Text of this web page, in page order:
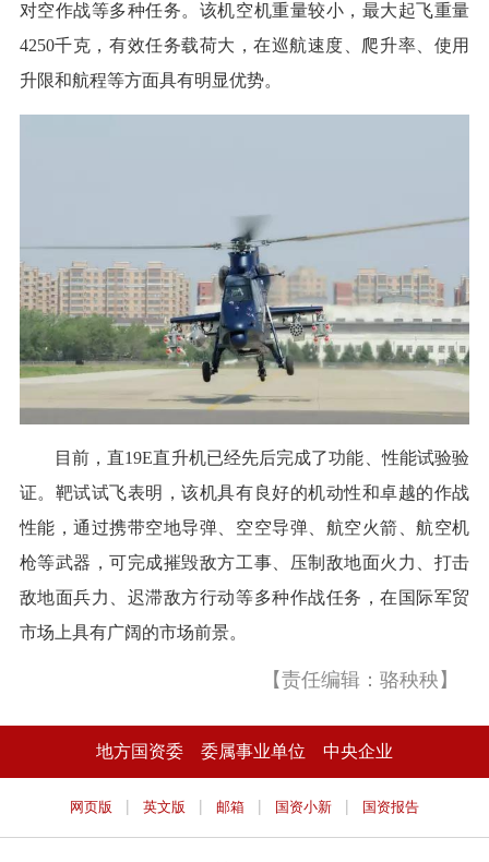
对空作战等多种任务。该机空机重量较小，最大起飞重量
4250千克，有效任务载荷大，在巡航速度、爬升率、使用
升限和航程等方面具有明显优势。
目前，直19E直升机已经先后完成了功能、性能试验验
证。靶试试飞表明，该机具有良好的机动性和卓越的作战
性能，通过携带空地导弹、空空导弹、航空火箭、航空机
枪等武器，可完成摧毁敌方工事、压制敌地面火力、打击
敌地面兵力、迟滞敌方行动等多种作战任务，在国际军贸
市场上具有广阔的市场前景。
【责任编辑：骆秧秧】
地方国资委 委属事业单位 中央企业
网页版 | 英文版 | 邮箱 | 国资小新 | 国资报告